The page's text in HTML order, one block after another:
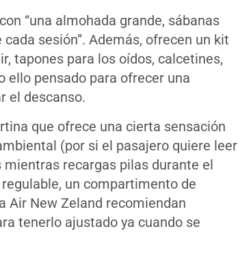
“una almohada grande, sábanas
sesión”. Además, ofrecen un kit
tapones para los oídos, calcetines,
ello pensado para ofrecer una
el descanso.
que ofrece una cierta sensación
(por si el pasajero quiere leer
recargas pilas durante el
un compartimento de
Air New Zeland recomiendan
tenerlo ajustado ya cuando se